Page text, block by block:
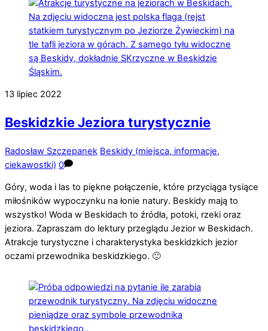
13 lipiec 2022
Beskidzkie Jeziora turystycznie
Radosław Szczepanek Beskidy (miejsca, informacje,
ciekawostki) 0
Góry, woda i las to piękne połączenie, które przyciąga tysiące
miłośników wypoczynku na łonie natury. Beskidy mają to
wszystko! Woda w Beskidach to źródła, potoki, rzeki oraz
jeziora. Zapraszam do lektury przeglądu Jezior w Beskidach.
Atrakcje turystyczne i charakterystyka beskidzkich jezior
oczami przewodnika beskidzkiego. 🙂